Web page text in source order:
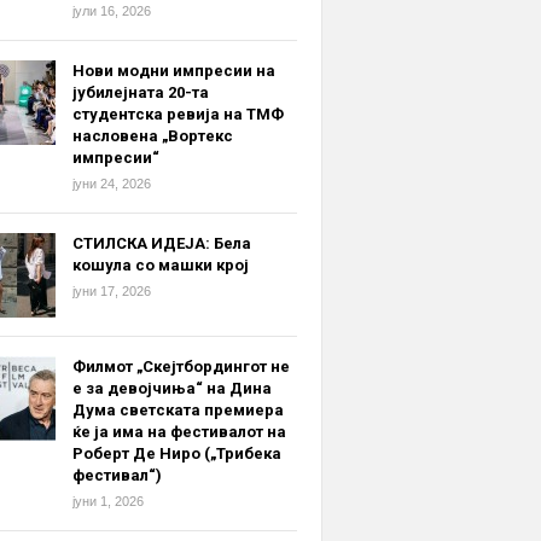
јули 16, 2026
Нови модни импресии на
јубилејната 20-та
студентска ревија на ТМФ
насловена „Вортекс
импресии“
јуни 24, 2026
СТИЛСКА ИДЕЈА: Бела
кошула со машки крој
јуни 17, 2026
Филмот „Скејтбордингот не
е за девојчиња“ на Дина
Дума светската премиера
ќе ја има на фестивалот на
Роберт Де Ниро („Трибека
фестивал“)
јуни 1, 2026